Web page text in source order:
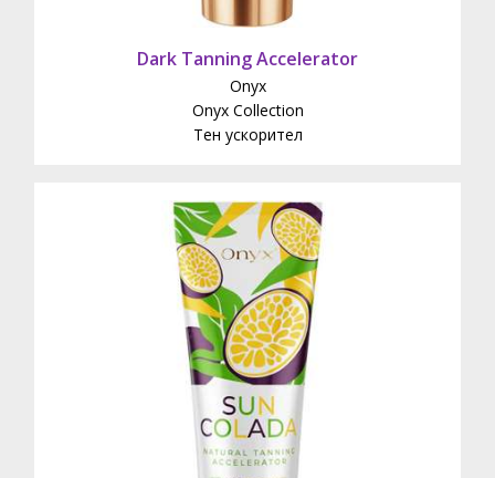
Dark Tanning Accelerator
Onyx
Onyx Collection
Тен ускорител